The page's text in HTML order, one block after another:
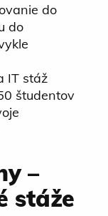
do
do
IT stáž
študentov
–
stáže